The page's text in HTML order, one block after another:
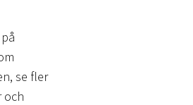
se fler
och